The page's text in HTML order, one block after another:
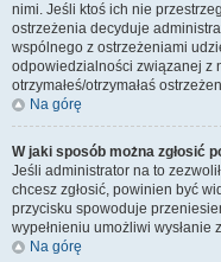
nimi. Jeśli ktoś ich nie
ostrzeżenia decyduje
wspólnego z ostrzeżeniami
odpowiedzialności związanej z
otrzymałeś/otrzymałaś
Na górę
W jaki sposób można zgłosić
Jeśli administrator na to
chcesz zgłosić, powinien być
przycisku spowoduje
wypełnieniu umożliwi wysłanie
Na górę